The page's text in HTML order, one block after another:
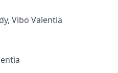
Vibo Valentia